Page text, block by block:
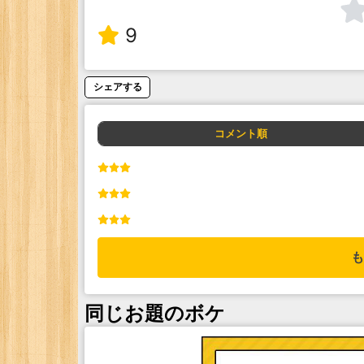
9
シェアする
コメント順
同じお題のボケ